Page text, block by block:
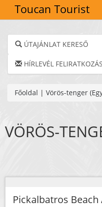
Toucan Tourist
ÚTAJÁNLAT KERESŐ
HÍRLEVÉL FELIRATKOZÁS
Főoldal | Vörös-tenger
VÖRÖS-
Pickalbatros Beach